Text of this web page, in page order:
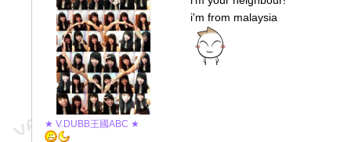
★ V.DUBB王國ABC ★
i'm from malaysia